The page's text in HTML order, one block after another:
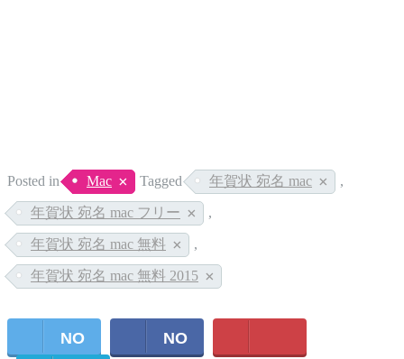
Posted in Mac Tagged 年賀状 宛名 mac ,
年賀状 宛名 mac フリー ,
年賀状 宛名 mac 無料 ,
年賀状 宛名 mac 無料 2015
NO
NO